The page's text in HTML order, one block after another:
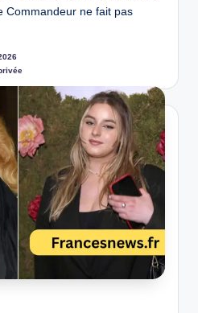
Commandeur ne fait pas